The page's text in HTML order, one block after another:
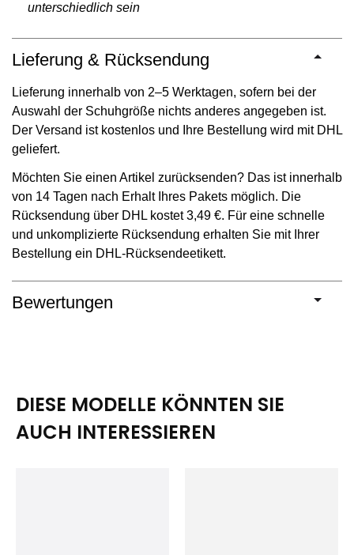
unterschiedlich sein
Lieferung & Rücksendung
Lieferung innerhalb von 2–5 Werktagen, sofern bei der
Auswahl der Schuhgröße nichts anderes angegeben ist.
Der Versand ist kostenlos und Ihre Bestellung wird mit DHL
geliefert.
Möchten Sie einen Artikel zurücksenden? Das ist innerhalb
von 14 Tagen nach Erhalt Ihres Pakets möglich. Die
Rücksendung über DHL kostet 3,49 €. Für eine schnelle
und unkomplizierte Rücksendung erhalten Sie mit Ihrer
Bestellung ein DHL-Rücksendeetikett.
Bewertungen
DIESE MODELLE KÖNNTEN SIE
AUCH INTERESSIEREN